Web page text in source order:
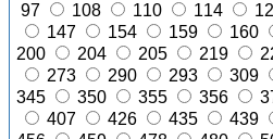
97
108 110 114
147
154 159 160
200
204 205 219
273
290 293 309
345
350 355 356
407
426 435 439